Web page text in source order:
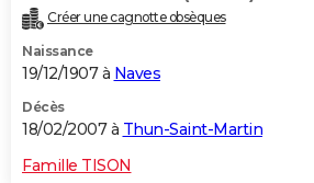
Créer une cagnotte obsèques
Naissance
19/12/1907 à Naves
Décès
18/02/2007 à Thun-Saint-Martin
Famille TISON